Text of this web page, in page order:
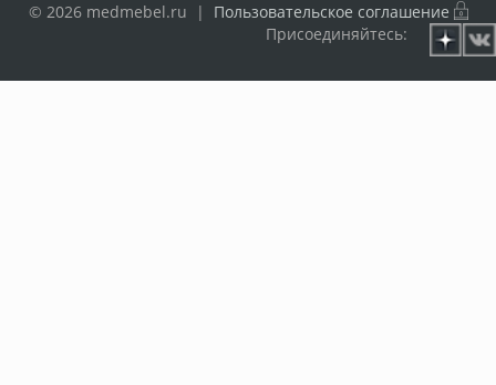
© 2026 medmebel.ru | Пользовательское соглашение
Присоединяйтесь: